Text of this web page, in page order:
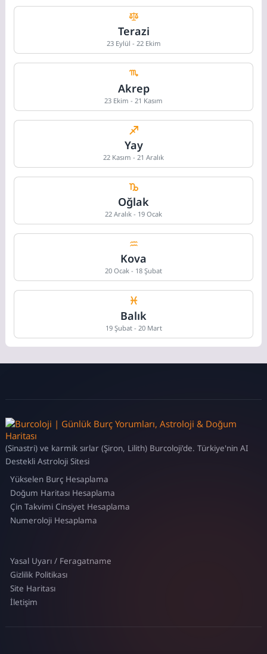
Terazi
23 Eylül - 22 Ekim
Akrep
23 Ekim - 21 Kasım
Yay
22 Kasım - 21 Aralık
Oğlak
22 Aralık - 19 Ocak
Kova
20 Ocak - 18 Şubat
Balık
19 Şubat - 20 Mart
(Sinastri) ve karmik sırlar (Şiron, Lilith) Burcoloji'de. Türkiye'nin AI
Destekli Astroloji Sitesi
Yükselen Burç Hesaplama
Doğum Haritası Hesaplama
Çin Takvimi Cinsiyet Hesaplama
Numeroloji Hesaplama
Yasal Uyarı / Feragatname
Gizlilik Politikası
Site Haritası
İletişim